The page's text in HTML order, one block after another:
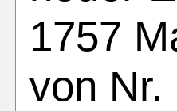
1757
von